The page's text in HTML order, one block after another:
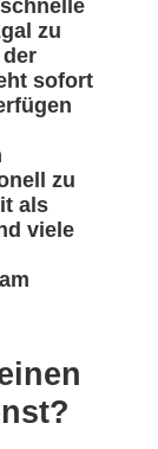
zu
sofort
zu
als
viele